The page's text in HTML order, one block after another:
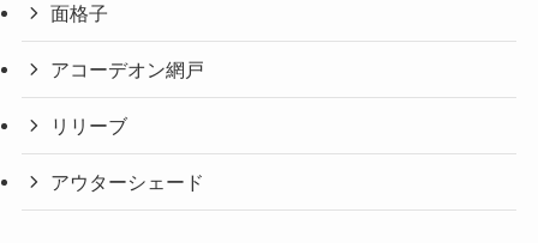
面格子
アコーデオン網戸
リリーブ
アウターシェード